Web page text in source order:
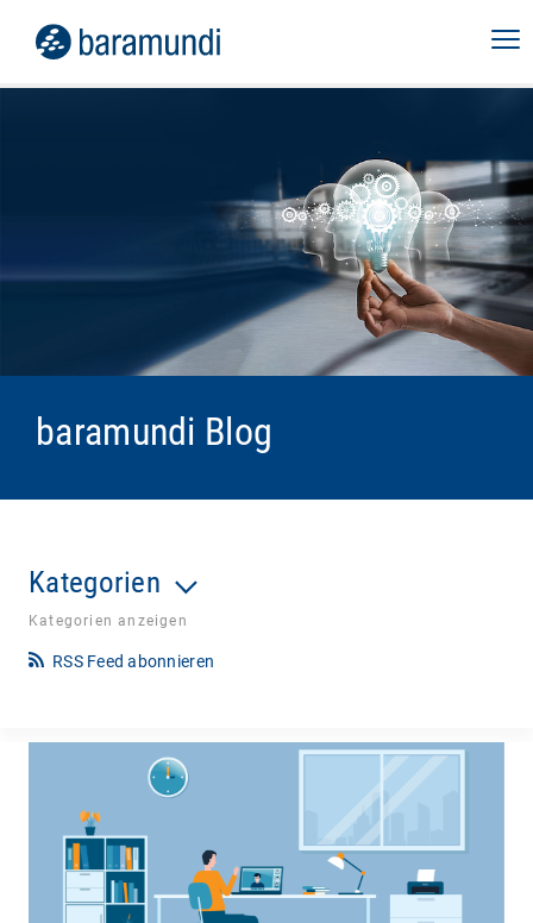
baramundi Blog
Kategorien
Kategorien anzeigen
RSS Feed abonnieren